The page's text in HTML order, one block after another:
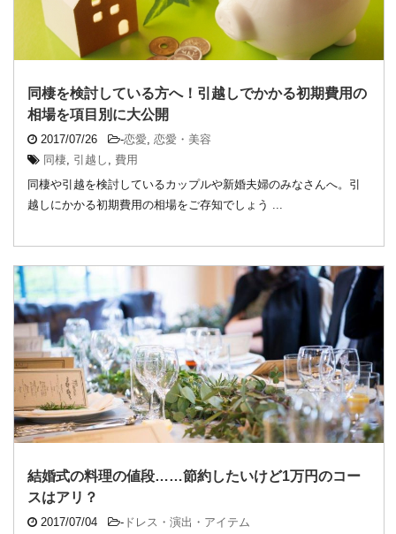
同棲を検討している方へ！引越しでかかる初期費用の
相場を項目別に大公開
2017/07/26 -恋愛 恋愛・美容
同棲 引越し
費用
同棲や引越を検討しているカップルや新婚夫婦のみなさんへ。引
越しにかかる初期費用の相場をご存知でしょう ...
結婚式の料理の値段……節約したいけど1万円のコー
スはアリ？
2017/07/04 - ドレス・演出・アイテム